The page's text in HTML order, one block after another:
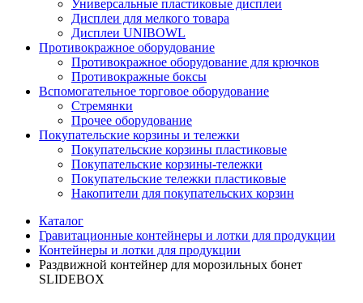
Универсальные пластиковые дисплеи
Дисплеи для мелкого товара
Дисплеи UNIBOWL
Противокражное оборудование
Противокражное оборудование для крючков
Противокражные боксы
Вспомогательное торговое оборудование
Стремянки
Прочее оборудование
Покупательские корзины и тележки
Покупательские корзины пластиковые
Покупательские корзины-тележки
Покупательские тележки пластиковые
Накопители для покупательских корзин
Каталог
Гравитационные контейнеры и лотки для продукции
Контейнеры и лотки для продукции
Раздвижной контейнер для морозильных бонет
SLIDEBOX